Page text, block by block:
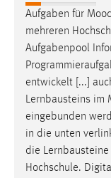
Aufgaben für
mehreren
Aufgabenpool
entwickelt [...]
Lernbausteins im
eingebunden
in die unten
die
Hochschule.
hinweg
Google Ads
Name:
_gcl_au
Anbieter:
Google Ireland
Zweck:
Conversion-